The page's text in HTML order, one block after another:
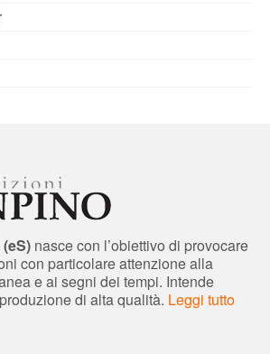
nasce con l’obiettivo di provocare
con particolare attenzione alla
e ai segni dei tempi. Intende
di alta qualità. Leggi tutto